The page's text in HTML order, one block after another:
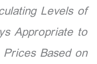
Levels of
Appropriate to
Based on